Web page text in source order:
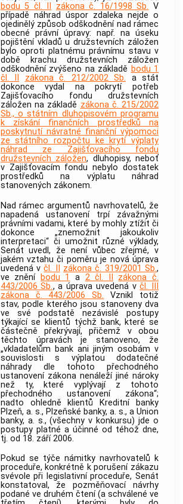
bodu 5 čl. II
zákona č. 16/1998 Sb. V
případě náhrad úspor zdaleka nejde o
ojedinělý způsob odškodnění nad rámec
obecné právní úpravy: např. na úseku
pojištění vkladů u družstevních záložen
bylo oproti platnému právnímu stavu v
době krachu družstevních záložen
odškodnění zvýšeno na základě bodu 1
čl. II
zákona č. 212/2002 Sb. a stát
dokonce vydal na pokrytí potřeb
Zajišťovacího fondu družstevních
záložen na základě zákona č. 215/2002
Sb., o státním dluhopisovém programu
k získání finančních prostředků na
poskytnutí návratné finanční výpomoci
ze státního rozpočtu ke krytí výplaty
náhrad ze Zajišťovacího fondu
družstevních záložen, dluhopisy, neboť
v Zajišťovacím fondu nebylo dostatek
prostředků na výplatu náhrad
stanovených zákonem.
Nad rámec argumentů navrhovatelů, že
napadená ustanovení trpí závažnými
právními vadami, které by mohly ztížit či
dokonce „znemožnit jakoukoliv
interpretaci“ či umožnit různé výklady,
Senát uvedl, že není vůbec zřejmé, v
jakém vztahu či poměru je nová úprava
uvedená včl. II zákona č. 319/2001 Sb.,
ve znění bodu 1 a 2 čl. II
zákona č.
443/2006 Sb., a úprava uvedená včl. III
zákona č. 443/2006 Sb. Vznikl totiž
stav, podle kterého jsou stanoveny dva
ve své podstatě nezávislé postupy
týkající se klientů týchž bank, které se
částečně překrývají, přičemž v obou
těchto úpravách je stanoveno, že
„vkladatelům bankani jiným osobám v
souvislosti s výplatou dodatečné
náhrady dle tohoto přechodného
ustanovení zákona nenáleží jiné nároky
než ty, které vyplývají z tohoto
přechodného ustanovení zákona“;
nadto ohledně klientů Kreditní
banky
Plzeň, a. s., Plzeňské banky, a. s., a Union
banky, a. s., (všechny v konkursu) jde o
postupy platné a účinné od téhož dne,
tj. od 18. září 2006.
Pokud se týče námitky navrhovatelů k
proceduře, konkrétně k porušení zákazu
svévole při legislativní proceduře, Senát
konstatoval, že pozměňovací návrhy
podané ve druhém čtení (a schválené ve